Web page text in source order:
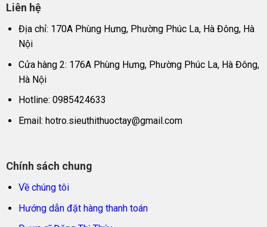
Liên hệ
Địa chỉ: 170A Phùng Hưng, Phường Phúc La, Hà Đông, Hà
Nội
Cửa hàng 2: 176A Phùng Hưng, Phường Phúc La, Hà Đông,
Hà Nội
Hotline: 0985424633
Email: hotro.sieuthithuoctay@gmail.com
Chính sách chung
Về chúng tôi
Hướng dẫn đặt hàng thanh toán